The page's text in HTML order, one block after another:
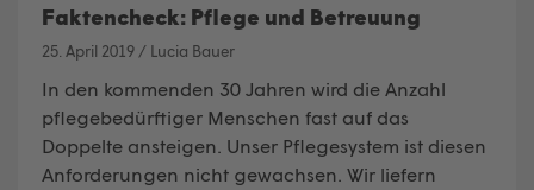
Faktencheck: Pflege und Betreuung
25. April 2019 / Lucia Bauer
In den kommenden 30 Jahren wird die Anzahl
pflegebedürftiger Menschen fast auf das
Doppelte ansteigen. Unser Pflegesystem ist diesen
Anforderungen nicht gewachsen. Wir liefern